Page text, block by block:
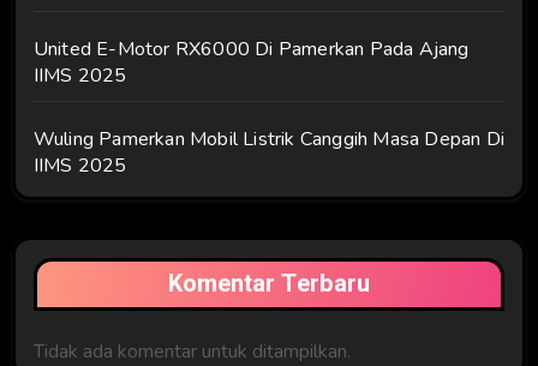
United E-Motor RX6000 Di Pamerkan Pada Ajang
IIMS 2025
Wuling Pamerkan Mobil Listrik Canggih Masa Depan Di
IIMS 2025
Komentar Terbaru
Tidak ada komentar untuk ditampilkan.